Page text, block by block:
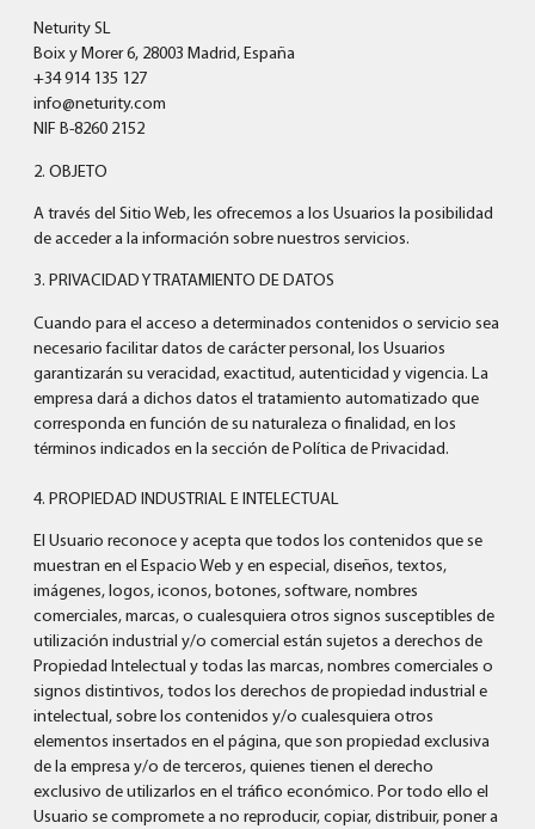
Neturity SL
Boix y Morer 6, 28003 Madrid, España
+34 914 135 127
info@neturity.com
NIF B-8260 2152
2. OBJETO
A través del Sitio Web, les ofrecemos a los Usuarios la posibilidad
de acceder a la información sobre nuestros servicios.
3. PRIVACIDAD Y TRATAMIENTO DE DATOS
Cuando para el acceso a determinados contenidos o servicio sea
necesario facilitar datos de carácter personal, los Usuarios
garantizarán su veracidad, exactitud, autenticidad y vigencia. La
empresa dará a dichos datos el tratamiento automatizado que
corresponda en función de su naturaleza o finalidad, en los
términos indicados en la sección de Política de Privacidad.
4. PROPIEDAD INDUSTRIAL E INTELECTUAL
El Usuario reconoce y acepta que todos los contenidos que se
muestran en el Espacio Web y en especial, diseños, textos,
imágenes, logos, iconos, botones, software, nombres
comerciales, marcas, o cualesquiera otros signos susceptibles de
utilización industrial y/o comercial están sujetos a derechos de
Propiedad Intelectual y todas las marcas, nombres comerciales o
signos distintivos, todos los derechos de propiedad industrial e
intelectual, sobre los contenidos y/o cualesquiera otros
elementos insertados en el página, que son propiedad exclusiva
de la empresa y/o de terceros, quienes tienen el derecho
exclusivo de utilizarlos en el tráfico económico. Por todo ello el
Usuario se compromete a no reproducir, copiar, distribuir, poner a